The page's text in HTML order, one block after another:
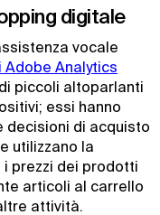
digitale
vocale
Analytics
piccoli altoparlanti
essi hanno
decisioni di acquisto
utilizzano la
prezzi dei prodotti
articoli al carrello
attività.